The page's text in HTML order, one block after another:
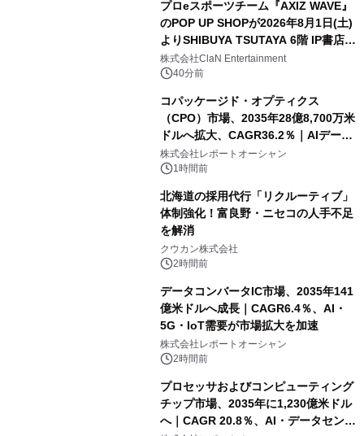
プロeスポーツチーム『AXIZ WAVE』
のPOP UP SHOPが2026年8月1日(土)
よりSHIBUYA TSUTAYA 6階 IP書店で
開催決定！！
株式会社ClaN Entertainment
40分前
コパッケージド・オプティクス
（CPO）市場、2035年28億8,700万米
ドルへ拡大、CAGR36.2％｜AIデータ
センター・高速光通信需要が成長を加
速
株式会社レポートオーシャン
1時間前
北海道の採用代行「リクルーティブ」
体制強化！富良野・ニセコの人手不足
を解消
クウカン株式会社
2時間前
データコンバータIC市場、2035年141
億米ドルへ成長｜CAGR6.4％、AI・
5G・IoT需要が市場拡大を加速
株式会社レポートオーシャン
2時間前
プロセッサおよびコンピューティング
チップ市場、2035年に1,230億米ドル
へ｜CAGR 20.8％、AI・データセンタ